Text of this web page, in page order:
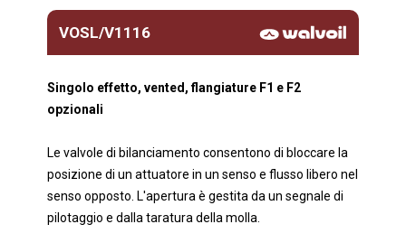
VOSL/V1116
Singolo effetto, vented, flangiature F1 e F2
opzionali
Le valvole di bilanciamento consentono di bloccare la
posizione di un attuatore in un senso e flusso libero nel
senso opposto. L'apertura è gestita da un segnale di
pilotaggio e dalla taratura della molla.